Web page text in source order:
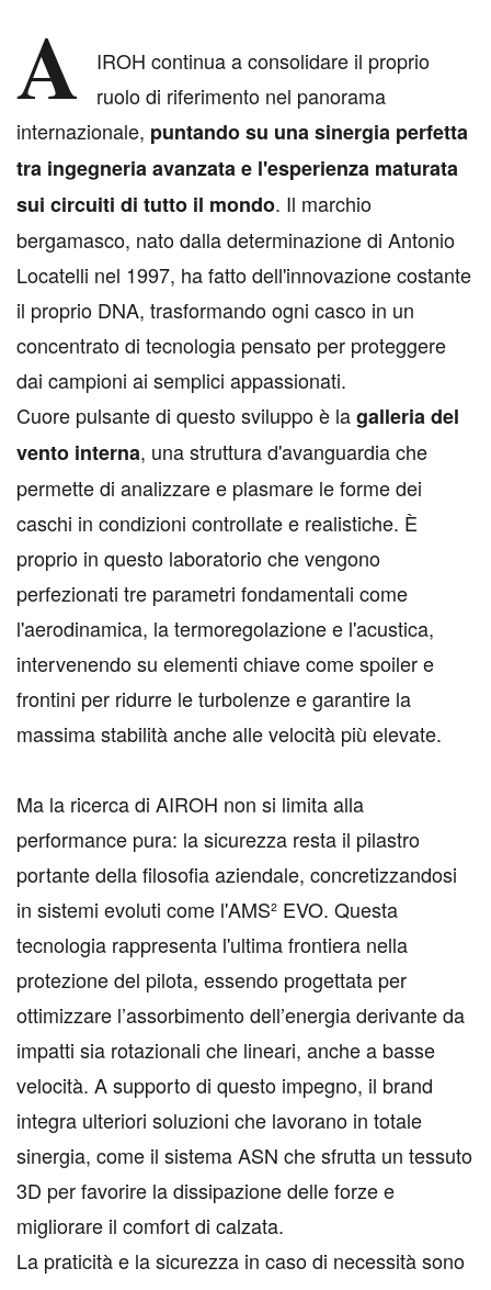
A
IROH continua a consolidare il proprio
ruolo di riferimento nel panorama
internazionale, puntando su una sinergia perfetta
tra ingegneria avanzata e l'esperienza maturata
sui circuiti di tutto il mondo. Il marchio
bergamasco, nato dalla determinazione di Antonio
Locatelli nel 1997, ha fatto dell'innovazione costante
il proprio DNA, trasformando ogni casco in un
concentrato di tecnologia pensato per proteggere
dai campioni ai semplici appassionati.
Cuore pulsante di questo sviluppo è lagalleria del
vento interna, una struttura d'avanguardia che
permette di analizzare e plasmare le forme dei
caschi in condizioni controllate e realistiche. È
proprio in questo laboratorio che vengono
perfezionati tre parametri fondamentali come
l'aerodinamica, la termoregolazione e l'acustica,
intervenendo su elementi chiave come spoiler e
frontini per ridurre le turbolenze e garantire la
massima stabilità anche alle velocità più elevate.
Ma la ricerca di AIROH non si limita alla
performance pura: la sicurezza resta il pilastro
portante della filosofia aziendale, concretizzandosi
in sistemi evoluti come l'AMS² EVO. Questa
tecnologia rappresenta l'ultima frontiera nella
protezione del pilota, essendo progettata per
ottimizzare l’assorbimento dell’energia derivante da
impatti sia rotazionali che lineari, anche a basse
velocità. A supporto di questo impegno, il brand
integra ulteriori soluzioni che lavorano in totale
sinergia, come il sistema ASN che sfrutta un tessuto
3D per favorire la dissipazione delle forze e
migliorare il comfort di calzata.
La praticità e la sicurezza in caso di necessità sono